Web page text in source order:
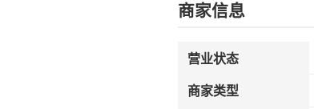
商家信息
营业状态
商家类型